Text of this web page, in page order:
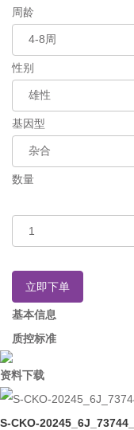
周龄
性别
基因型
数量
立即下单
基本信息
质控标准
资料下载
S-CKO-